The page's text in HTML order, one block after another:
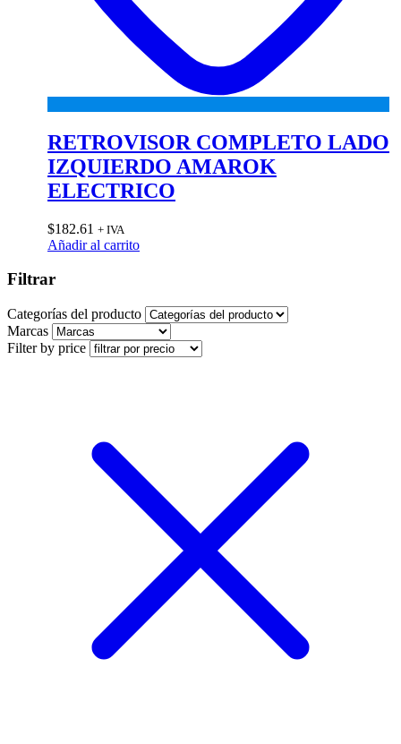
RETROVISOR COMPLETO LADO
IZQUIERDO AMAROK
ELECTRICO
$182.61 + IVA
Añadir al carrito
Filtrar
Categorías del producto
Marcas
Filter by price